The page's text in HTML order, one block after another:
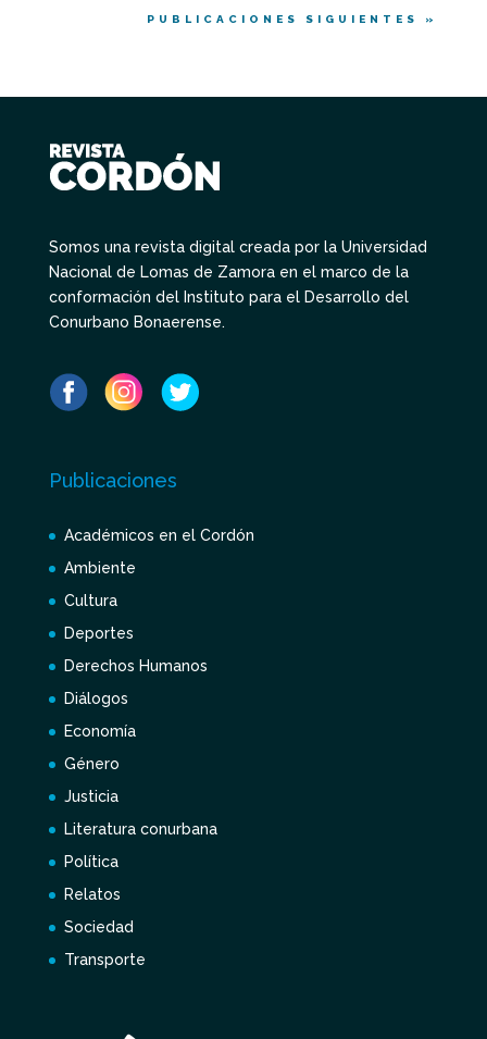
PUBLICACIONES SIGUIENTES »
Somos una revista digital creada por la Universidad
Nacional de Lomas de Zamora en el marco de la
conformación del Instituto para el Desarrollo del
Conurbano Bonaerense.
Publicaciones
Académicos en el Cordón
Ambiente
Cultura
Deportes
Derechos Humanos
Diálogos
Economía
Género
Justicia
Literatura conurbana
Política
Relatos
Sociedad
Transporte